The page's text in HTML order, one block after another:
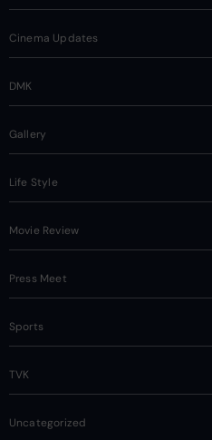
Cinema Updates
DMK
Gallery
Life Style
Movie Review
Press Meet
Sports
TVK
Uncategorized